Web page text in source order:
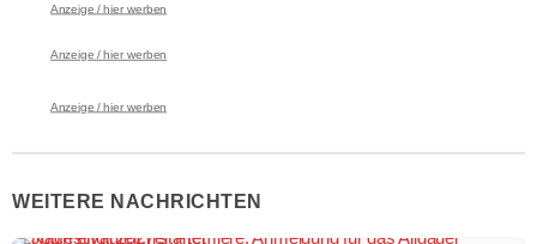
Anzeige / hier werben
Anzeige / hier werben
Anzeige / hier werben
WEITERE NACHRICHTEN